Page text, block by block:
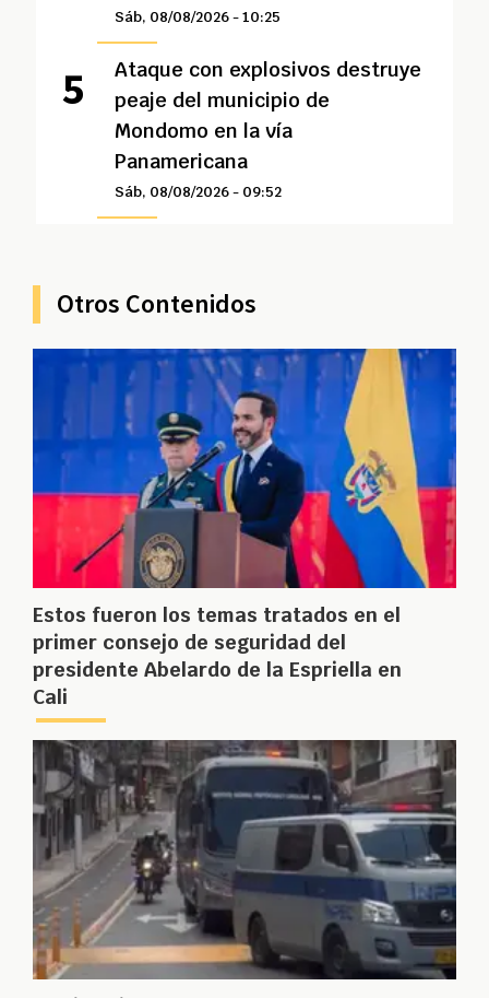
Sáb, 08/08/2026 - 10:25
Ataque con explosivos destruye
peaje del municipio de
Mondomo en la vía
Panamericana
Sáb, 08/08/2026 - 09:52
Otros Contenidos
Estos fueron los temas tratados en el
primer consejo de seguridad del
presidente Abelardo de la Espriella en
Cali